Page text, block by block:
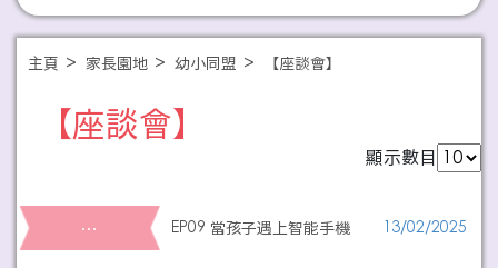
主頁 家長園地 幼小同盟 【座談會】
【座談會】
顯示數目
… EP09 當孩子遇上智能手機 13/02/2025